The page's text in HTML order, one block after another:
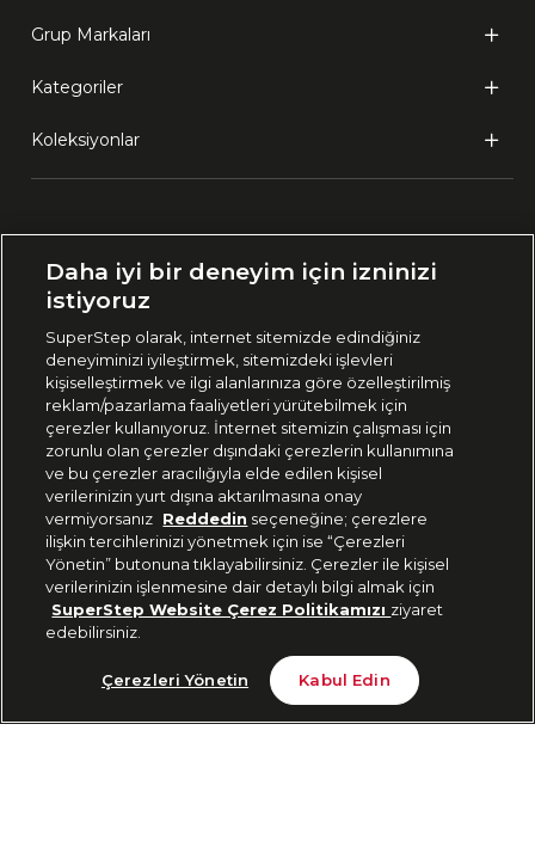
Tükendi
Grup Markaları
Kategoriler
Koleksiyonlar
🇹🇷 Türkiye
444 37 36
Uygulamadan Takip Edin
Bizi Takip Edin
Daha iyi bir deneyim için izninizi
istiyoruz
SuperStep olarak, internet sitemizde edindiğiniz
deneyiminizi iyileştirmek, sitemizdeki işlevleri
kişiselleştirmek ve ilgi alanlarınıza göre özelleştirilmiş
reklam/pazarlama faaliyetleri yürütebilmek için
çerezler kullanıyoruz. İnternet sitemizin çalışması için
zorunlu olan çerezler dışındaki çerezlerin kullanımına
ve bu çerezler aracılığıyla elde edilen kişisel
verilerinizin yurt dışına aktarılmasına onay
vermiyorsanız Reddedin seçeneğine; çerezlere
ilişkin tercihlerinizi yönetmek için ise “Çerezleri
Yönetin” butonuna tıklayabilirsiniz. Çerezler ile kişisel
verilerinizin işlenmesine dair detaylı bilgi almak için
SuperStep Website Çerez Politikamızı ziyaret
edebilirsiniz.
Çerezleri Yönetin Kabul Edin